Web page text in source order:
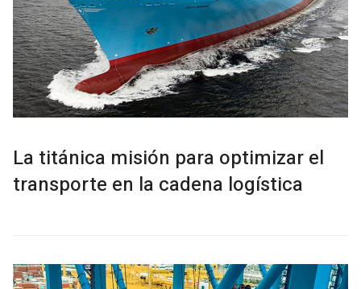
La titánica misión para optimizar el
transporte en la cadena logística